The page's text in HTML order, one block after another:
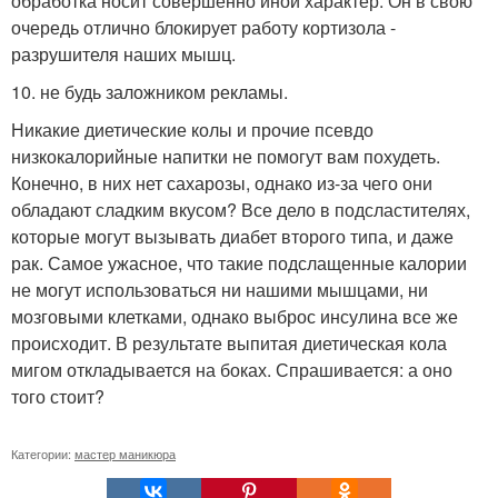
очередь отлично блокирует работу кортизола -
разрушителя наших мышц.
10. не будь заложником рекламы.
Никакие диетические колы и прочие псевдо
низкокалорийные напитки не помогут вам похудеть.
Конечно, в них нет сахарозы, однако из-за чего они
обладают сладким вкусом? Все дело в подсластителях,
которые могут вызывать диабет второго типа, и даже
рак. Самое ужасное, что такие подслащенные калории
не могут использоваться ни нашими мышцами, ни
мозговыми клетками, однако выброс инсулина все же
происходит. В результате выпитая диетическая кола
мигом откладывается на боках. Спрашивается: а оно
того стоит?
Категории: мастер маникюра